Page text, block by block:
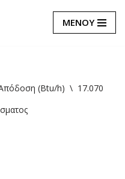
ΜΕΝΟΥ
(Btu/h) \ 17.070